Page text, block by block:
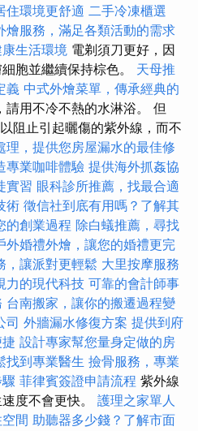
住環境更舒適 二手冷凍櫃選
燴服務，滿足各類活動的需求
生活環境 電剃須刀更好，因
胞並繼續保持棕色。 天母推
義 中式外燴菜單，傳承經典的
請用不冷不熱的水淋浴。 但
阻止引起曬傷的紫外線，而不
理，提供您房屋漏水的最佳修
專業咖啡體驗 提供海外抓姦協
實習 眼科診所推薦，找最合適
術 徵信社到底有用嗎？了解其
的創業過程 除白蟻推薦，尋找
外婚禮外燴，讓您的婚禮更完
，讓派對更輕鬆 大里按摩服務
力的現代科技 可靠的會計師事
台南搬家，讓你的搬遷過程變
司 外牆漏水修復方案 提供到府
設計專家幫您量身定做的房
找到專業醫生 撿骨服務，專業
菲律賓簽證申請流程 紫外線
度不會更快。 護理之家單人
間 助聽器多少錢？了解市面